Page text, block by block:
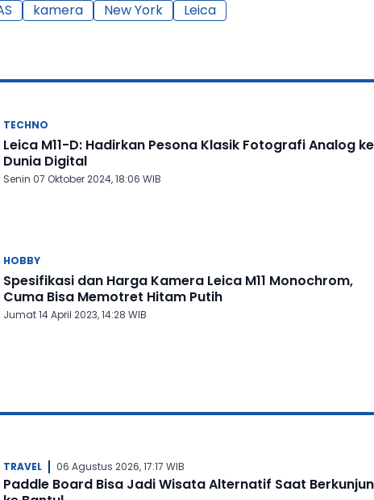
kamera New York Leica
TECHNO
Leica M11-D: Hadirkan Pesona Klasik Fotografi Analog ke
Dunia Digital
Senin 07 Oktober 2024, 18:06 WIB
HOBBY
Spesifikasi dan Harga Kamera Leica M11 Monochrom,
Cuma Bisa Memotret Hitam Putih
Jumat 14 April 2023, 14:28 WIB
TRAVEL 06 Agustus 2026, 17:17 WIB
Paddle Board Bisa Jadi Wisata Alternatif Saat